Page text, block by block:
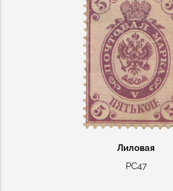
Лиловая
РС47